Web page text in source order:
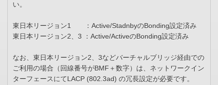
い。
東日本リージョン1 ：Active/StadnbyのBonding設定済み
東日本リージョン2、3 ：Active/ActiveのBonding設定済み
なお、東日本リージョン2、3などバーチャルブリッジ経由での
ご利用の場合（回線番号がBMF＋数字）は、ネットワークイン
ターフェースにてLACP (802.3ad) の冗長設定が必要です。